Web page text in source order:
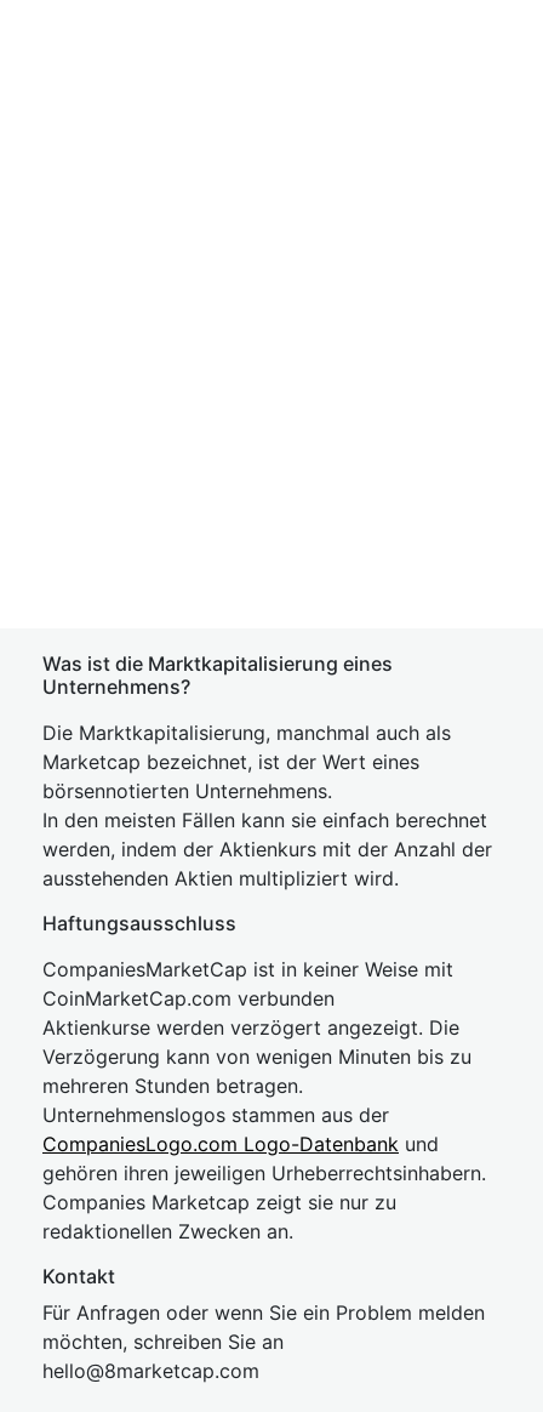
Was ist die Marktkapitalisierung eines
Unternehmens?
Die Marktkapitalisierung, manchmal auch als
Marketcap bezeichnet, ist der Wert eines
börsennotierten Unternehmens.
In den meisten Fällen kann sie einfach berechnet
werden, indem der Aktienkurs mit der Anzahl der
ausstehenden Aktien multipliziert wird.
Haftungsausschluss
CompaniesMarketCap ist in keiner Weise mit
CoinMarketCap.com verbunden
Aktienkurse werden verzögert angezeigt. Die
Verzögerung kann von wenigen Minuten bis zu
mehreren Stunden betragen.
Unternehmenslogos stammen aus der
CompaniesLogo.com Logo-Datenbank und
gehören ihren jeweiligen Urheberrechtsinhabern.
Companies Marketcap zeigt sie nur zu
redaktionellen Zwecken an.
Kontakt
Für Anfragen oder wenn Sie ein Problem melden
möchten, schreiben Sie an
hello@8marketcap.com